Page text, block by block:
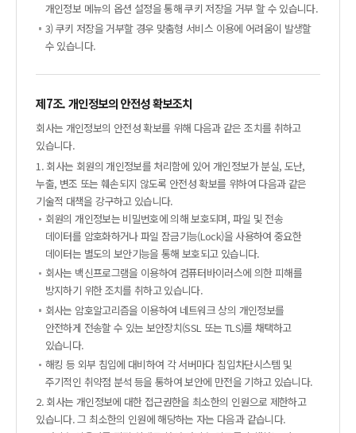
개인정보 메뉴의 옵션 설정을 통해 쿠키 저장을 거부 할 수 있습니다.
3) 쿠키 저장을 거부할 경우 맞춤형 서비스 이용에 어려움이 발생할
수 있습니다.
제7조. 개인정보의 안전성 확보조치
회사는 개인정보의 안전성 확보를 위해 다음과 같은 조치를 취하고
있습니다.
1. 회사는 회원의 개인정보를 처리함에 있어 개인정보가 분실, 도난,
누출, 변조 또는 훼손되지 않도록 안전성 확보를 위하여 다음과 같은
기술적 대책을 강구하고 있습니다.
회원의 개인정보는 비밀번호에 의해 보호되며, 파일 및 전송
데이터를 암호화하거나 파일 잠금기능(Lock)을 사용하여 중요한
데이터는 별도의 보안기능을 통해 보호되고 있습니다.
회사는 백신프로그램을 이용하여 컴퓨터바이러스에 의한 피해를
방지하기 위한 조치를 취하고 있습니다.
회사는 암호알고리즘을 이용하여 네트워크 상의 개인정보를
안전하게 전송할 수 있는 보안장치(SSL 또는 TLS)를 채택하고
있습니다.
해킹 등 외부 침입에 대비하여 각 서버마다 침입차단시스템 및
주기적인 취약점 분석 등을 통하여 보안에 만전을 기하고 있습니다.
2. 회사는 개인정보에 대한 접근권한을 최소한의 인원으로 제한하고
있습니다. 그 최소한의 인원에 해당하는 자는 다음과 같습니다.